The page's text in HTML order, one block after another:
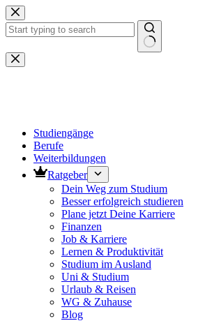
Zum
Inhalt
springen
Keine
Ergebnisse
Studiengänge
Berufe
Weiterbildungen
Ratgeber
Dein Weg zum Studium
Besser erfolgreich studieren
Plane jetzt Deine Karriere
Finanzen
Job & Karriere
Lernen & Produktivität
Studium im Ausland
Uni & Studium
Urlaub & Reisen
WG & Zuhause
Blog